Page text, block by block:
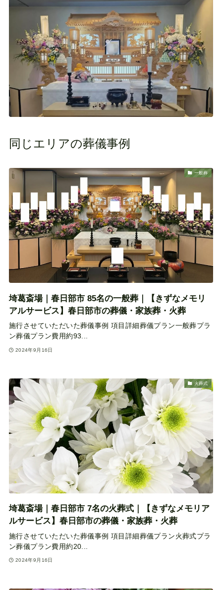
同じエリアの葬儀事例
一般葬
埼葛斎場｜春日部市 85名の一般葬｜【きずなメモリ
アルサービス】春日部市の葬儀・家族葬・火葬
施行させていただいた葬儀事例 項目詳細葬儀プラン一般葬プラ
ン葬儀プラン費用約93...
2024年9月16日
火葬式
埼葛斎場｜春日部市 7名の火葬式｜【きずなメモリア
ルサービス】春日部市の葬儀・家族葬・火葬
施行させていただいた葬儀事例 項目詳細葬儀プラン火葬式プラ
ン葬儀プラン費用約20...
2024年9月16日